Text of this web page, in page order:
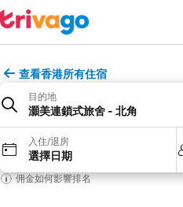
查看香港所有住宿
目的地
灝美連鎖式旅舍 - 北角
入住/退房
選擇日期
佣金如何影響排名